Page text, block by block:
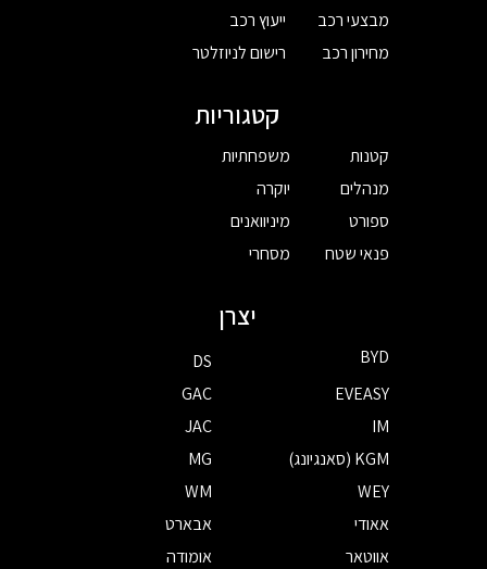
מבצעי רכב
מחירון רכב
ייעוץ רכב
רישום לניוזלטר
קטגוריות
קטנות
מנהלים
ספורט
פנאי שטח
משפחתיות
יוקרה
מיניוואנים
מסחרי
יצרן
BYD
DS
EVEASY
GAC
IM
JAC
KGM (סאנגיונג)
MG
WEY
WM
אאודי
אבארט
אווטאר
אומודה